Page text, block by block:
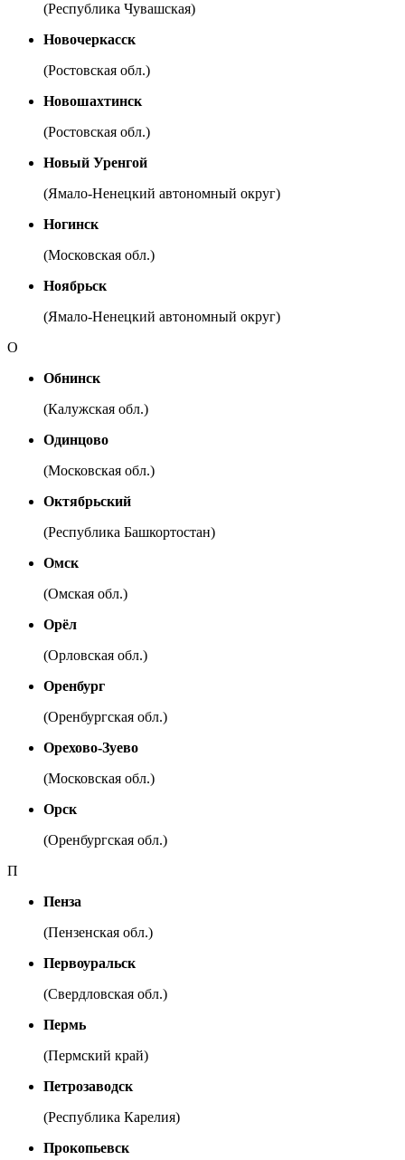
(Республика Чувашская)
Новочеркасск
(Ростовская обл.)
Новошахтинск
(Ростовская обл.)
Новый Уренгой
(Ямало-Ненецкий автономный округ)
Ногинск
(Московская обл.)
Ноябрьск
(Ямало-Ненецкий автономный округ)
О
Обнинск
(Калужская обл.)
Одинцово
(Московская обл.)
Октябрьский
(Республика Башкортостан)
Омск
(Омская обл.)
Орёл
(Орловская обл.)
Оренбург
(Оренбургская обл.)
Орехово-Зуево
(Московская обл.)
Орск
(Оренбургская обл.)
П
Пенза
(Пензенская обл.)
Первоуральск
(Свердловская обл.)
Пермь
(Пермский край)
Петрозаводск
(Республика Карелия)
Прокопьевск